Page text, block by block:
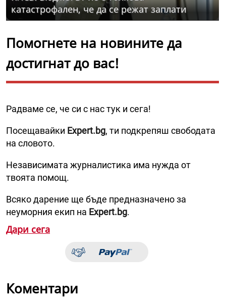
катастрофален, че да се режат заплати
Помогнете на новините да
достигнат до вас!
Радваме се, че си с нас тук и сега!
Посещавайки Expert.bg, ти подкрепяш свободата
на словото.
Независимата журналистика има нужда от
твоята помощ.
Всяко дарение ще бъде предназначено за
неуморния екип на Expert.bg.
Дари сега
Коментари